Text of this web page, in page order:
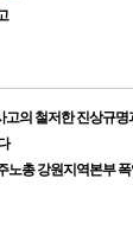
의 철저한 진상규
노총 강원지역본부